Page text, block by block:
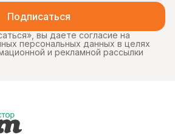
Подписаться
вы даете согласие на
персональных данных в целях
и рекламной рассылки